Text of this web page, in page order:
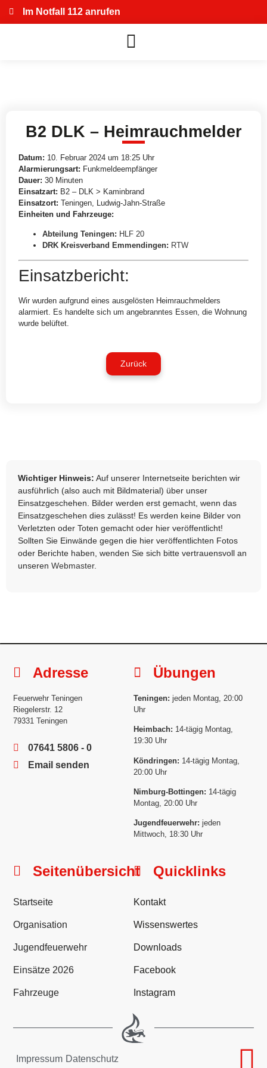
Im Notfall 112 anrufen
B2 DLK – Heimrauchmelder
Datum: 10. Februar 2024 um 18:25 Uhr
Alarmierungsart: Funkmeldeempfänger
Dauer: 30 Minuten
Einsatzart: B2 – DLK > Kaminbrand
Einsatzort: Teningen, Ludwig-Jahn-Straße
Einheiten und Fahrzeuge:
Abteilung Teningen: HLF 20
DRK Kreisverband Emmendingen: RTW
Einsatzbericht:
Wir wurden aufgrund eines ausgelösten Heimrauchmelders
alarmiert. Es handelte sich um angebranntes Essen, die Wohnung
wurde belüftet.
Zurück
Wichtiger Hinweis: Auf unserer Internetseite berichten wir
ausführlich (also auch mit Bildmaterial) über unser
Einsatzgeschehen. Bilder werden erst gemacht, wenn das
Einsatzgeschehen dies zulässt! Es werden keine Bilder von
Verletzten oder Toten gemacht oder hier veröffentlicht!
Sollten Sie Einwände gegen die hier veröffentlichten Fotos
oder Berichte haben, wenden Sie sich bitte vertrauensvoll an
unseren Webmaster.
Adresse
Feuerwehr Teningen
Riegelerstr. 12
79331 Teningen
07641 5806 - 0
Email senden
Übungen
Teningen: jeden Montag, 20:00
Uhr
Heimbach: 14-tägig Montag,
19:30 Uhr
Köndringen: 14-tägig Montag,
20:00 Uhr
Nimburg-Bottingen: 14-tägig
Montag, 20:00 Uhr
Jugendfeuerwehr: jeden
Mittwoch, 18:30 Uhr
Seitenübersicht
Startseite
Organisation
Jugendfeuerwehr
Einsätze 2026
Fahrzeuge
Quicklinks
Kontakt
Wissenswertes
Downloads
Facebook
Instagram
Impressum Datenschutz